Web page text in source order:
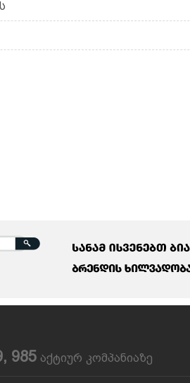
985 აქტიურ კომპანიაზე